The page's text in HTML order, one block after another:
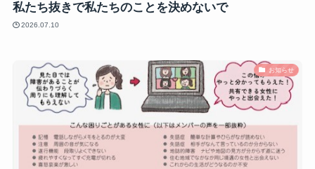
私たち抜きで私たちのことを決めないで
2026.07.10
お知らせ